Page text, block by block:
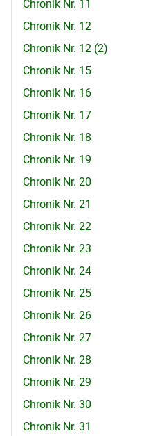
Chronik Nr. 11
Chronik Nr. 12
Chronik Nr. 12 (2)
Chronik Nr. 15
Chronik Nr. 16
Chronik Nr. 17
Chronik Nr. 18
Chronik Nr. 19
Chronik Nr. 20
Chronik Nr. 21
Chronik Nr. 22
Chronik Nr. 23
Chronik Nr. 24
Chronik Nr. 25
Chronik Nr. 26
Chronik Nr. 27
Chronik Nr. 28
Chronik Nr. 29
Chronik Nr. 30
Chronik Nr. 31